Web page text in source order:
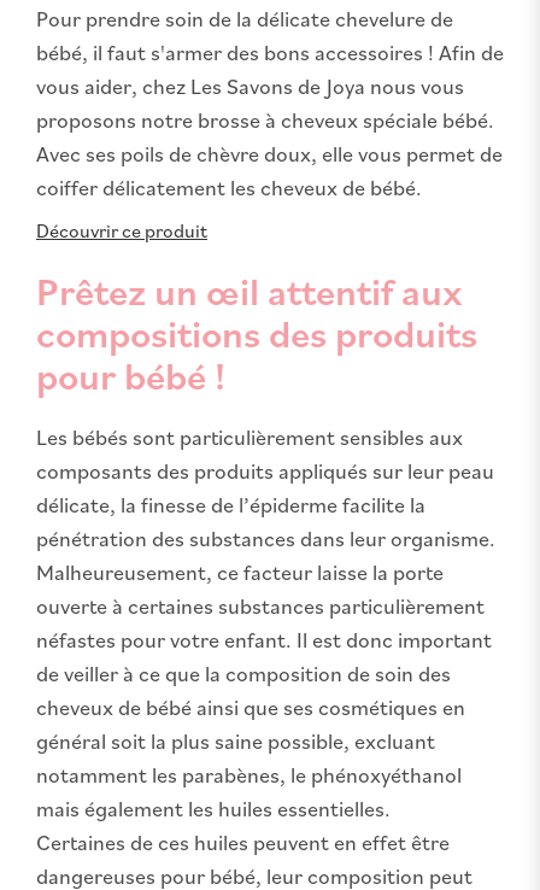
Pour prendre soin de la délicate chevelure de
bébé, il faut s'armer des bons accessoires ! Afin de
vous aider, chez Les Savons de Joya nous vous
proposons notre brosse à cheveux spéciale bébé.
Avec ses poils de chèvre doux, elle vous permet de
coiffer délicatement les cheveux de bébé.
Découvrir ce produit
Prêtez un œil attentif aux
compositions des produits
pour bébé !
Les bébés sont particulièrement sensibles aux
composants des produits appliqués sur leur peau
délicate, la finesse de l’épiderme facilite la
pénétration des substances dans leur organisme.
Malheureusement, ce facteur laisse la porte
ouverte à certaines substances particulièrement
néfastes pour votre enfant. Il est donc important
de veiller à ce que la composition de soin des
cheveux de bébé ainsi que ses cosmétiques en
général soit la plus saine possible, excluant
notamment les parabènes, le phénoxyéthanol
mais également les huiles essentielles.
Certaines de ces huiles peuvent en effet être
dangereuses pour bébé, leur composition peut